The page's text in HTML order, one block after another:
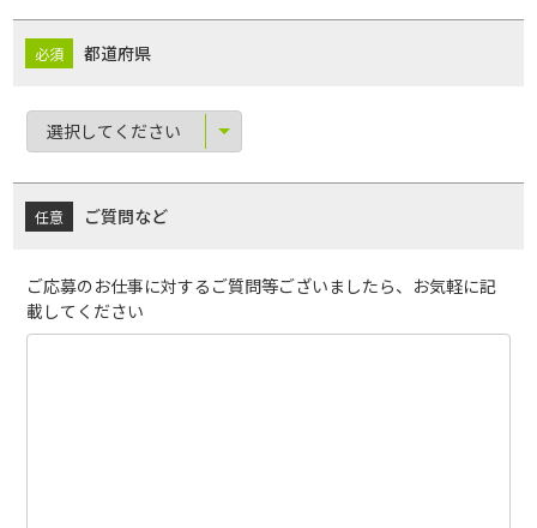
都道府県
ご質問など
ご応募のお仕事に対するご質問等ございましたら、お気軽に記
載してください